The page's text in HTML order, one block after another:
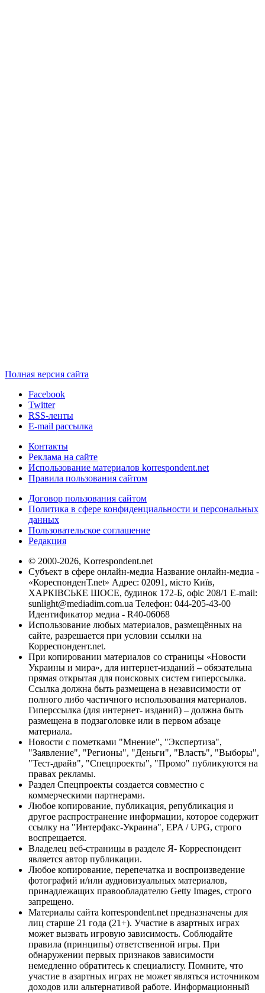
Полная версия сайта
Facebook
Twitter
RSS-ленты
E-mail рассылка
Контакты
Реклама на сайте
Использование материалов korrespondent.net
Правила пользования сайтом
Договор пользования сайтом
Политика в сфере конфиденциальности и персональных
данных
Пользовательское соглашение
Редакция
© 2000-2026, Korrespondent.net
Субъект в сфере онлайн-медиа Название онлайн-медиа -
«КореспонденТ.net» Адрес: 02091, місто Київ,
ХАРКІВСЬКЕ ШОСЕ, будинок 172-Б, офіс 208/1 E-mail:
sunlight@mediadim.com.ua Телефон: 044-205-43-00
Идентификатор медиа - R40-06068
Использование любых материалов, размещённых на
сайте, разрешается при условии ссылки на
Корреспондент.net.
При копировании материалов со страницы «Новости
Украины и мира», для интернет-изданий – обязательна
прямая открытая для поисковых систем гиперссылка.
Ссылка должна быть размещена в независимости от
полного либо частичного использования материалов.
Гиперссылка (для интернет- изданий) – должна быть
размещена в подзаголовке или в первом абзаце
материала.
Новости с пометками "Мнение", "Экспертиза",
"Заявление", "Регионы", "Деньги", "Власть", "Выборы",
"Тест-драйв", "Спецпроекты", "Промо" публикуются на
правах рекламы.
Раздел Спецпроекты создается совместно с
коммерческими партнерами.
Любое копирование, публикация, републикация и
другое распространение информации, которое содержит
ссылку на "Интерфакс-Украина", EPA / UPG, строго
воспрещается.
Владелец веб-страницы в разделе Я- Корреспондент
является автор публикации.
Любое копирование, перепечатка и воспроизведение
фотографий и/или аудиовизуальных материалов,
принадлежащих правообладателю Getty Images, строго
запрещено.
Материалы сайта korrespondent.net предназначены для
лиц старше 21 года (21+). Участие в азартных играх
может вызвать игровую зависимость. Соблюдайте
правила (принципы) ответственной игры. При
обнаружении первых признаков зависимости
немедленно обратитесь к специалисту. Помните, что
участие в азартных играх не может являться источником
доходов или альтернативой работе. Информационный